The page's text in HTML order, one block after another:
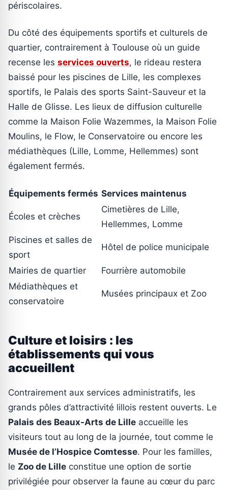
périscolaires.
Du côté des équipements sportifs et culturels de
quartier, contrairement à Toulouse où un guide
recense les services ouverts, le rideau restera
baissé pour les piscines de Lille, les complexes
sportifs, le Palais des sports Saint-Sauveur et la
Halle de Glisse. Les lieux de diffusion culturelle
comme la Maison Folie Wazemmes, la Maison Folie
Moulins, le Flow, le Conservatoire ou encore les
médiathèques (Lille, Lomme, Hellemmes) sont
également fermés.
Équipements fermés Services maintenus
Écoles et crèches
Cimetières de Lille,
Hellemmes, Lomme
Piscines et salles de
sport
Hôtel de police municipale
Mairies de quartier
Fourrière automobile
Médiathèques et
conservatoire
Musées principaux et Zoo
Culture et loisirs : les
établissements qui vous
accueillent
Contrairement aux services administratifs, les
grands pôles d’attractivité lillois restent ouverts. Le
Palais des Beaux-Arts de Lille accueille les
visiteurs tout au long de la journée, tout comme le
Musée de l’Hospice Comtesse. Pour les familles,
le Zoo de Lille constitue une option de sortie
privilégiée pour observer la faune au cœur du parc